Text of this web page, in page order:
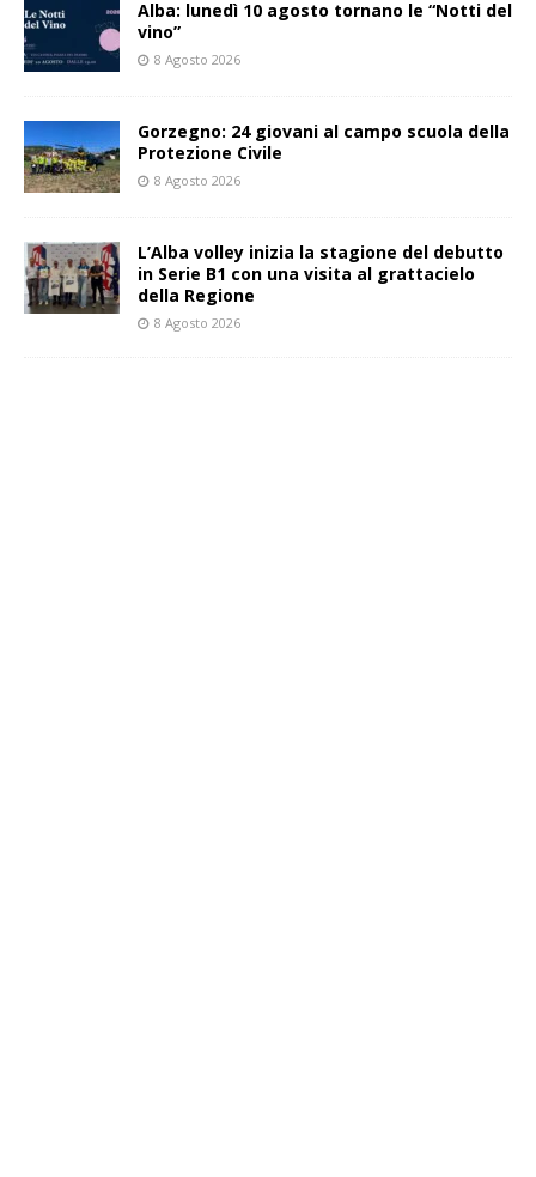
Alba: lunedì 10 agosto tornano le “Notti del
vino”
8 Agosto 2026
Gorzegno: 24 giovani al campo scuola della
Protezione Civile
8 Agosto 2026
L’Alba volley inizia la stagione del debutto
in Serie B1 con una visita al grattacielo
della Regione
8 Agosto 2026